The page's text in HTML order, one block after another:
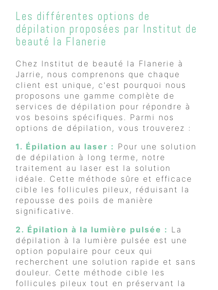
Les différentes options de
dépilation proposées par Institut de
beauté la Flanerie
Chez Institut de beauté la Flanerie à
Jarrie, nous comprenons que chaque
client est unique, c'est pourquoi nous
proposons une gamme complète de
services de dépilation pour répondre à
vos besoins spécifiques. Parmi nos
options de dépilation, vous trouverez :
1. Épilation au laser : Pour une solution
de dépilation à long terme, notre
traitement au laser est la solution
idéale. Cette méthode sûre et efficace
cible les follicules pileux, réduisant la
repousse des poils de manière
significative.
2. Épilation à la lumière pulsée : La
dépilation à la lumière pulsée est une
option populaire pour ceux qui
recherchent une solution rapide et sans
douleur. Cette méthode cible les
follicules pileux tout en préservant la